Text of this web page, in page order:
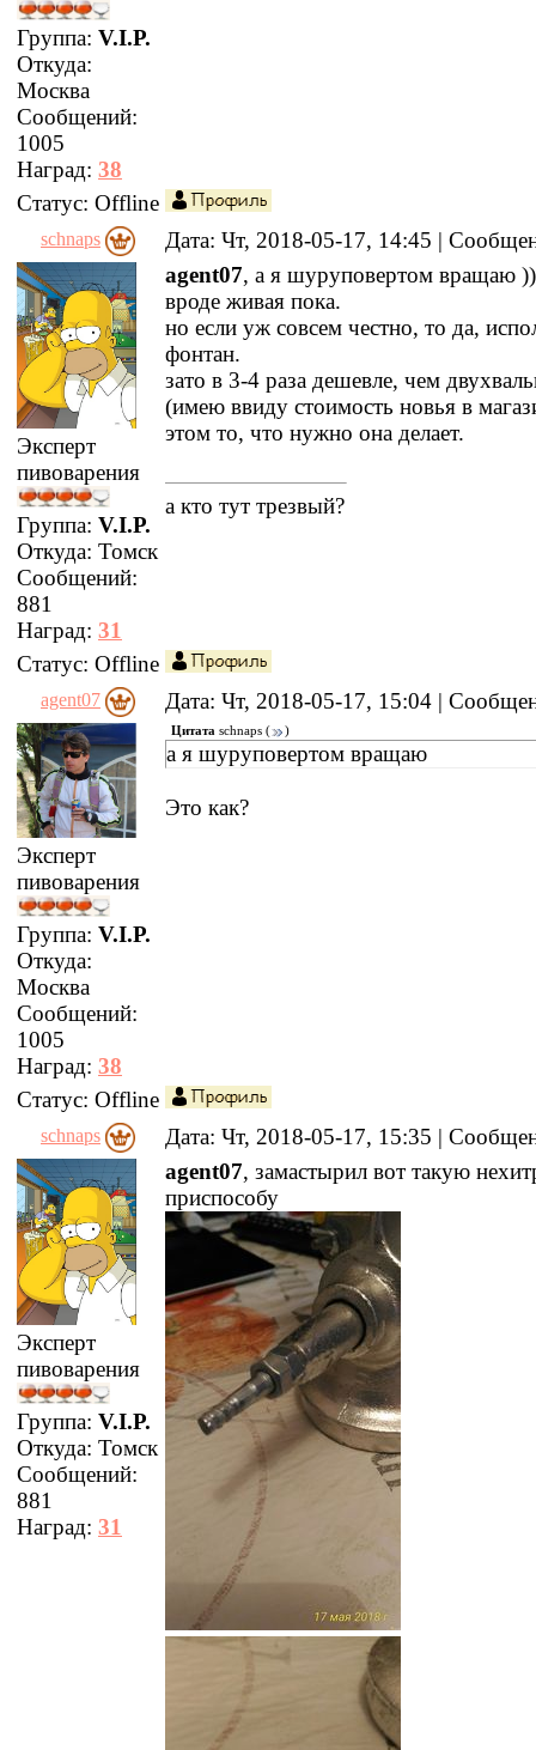
Группа: V.I.P.
Откуда:
Москва
Сообщений:
1005
Наград: 38
Статус: Offline
schnaps Дата: Чт, 2018-05-17, 14:45 |
Эксперт
пивоварения
Группа: V.I.P.
Откуда: Томск
Сообщений:
881
Наград: 31
agent07, а я шуруповертом вращаю
вроде живая пока.
но если уж совсем честно, то да,
фонтан.
зато в 3-4 раза дешевле, чем
(имею ввиду стоимость новья в
этом то, что нужно она делает.
а кто тут трезвый?
Статус: Offline
agent07 Дата: Чт, 2018-05-17, 15:04 |
Эксперт
пивоварения
Группа: V.I.P.
Откуда:
Москва
Сообщений:
1005
Наград: 38
Цитата schnaps ( )
а я шуруповертом вращаю
Это как?
Статус: Offline
schnaps Дата: Чт, 2018-05-17, 15:35 |
Эксперт
пивоварения
Группа: V.I.P.
Откуда: Томск
Сообщений:
881
Наград: 31
agent07, замастырил вот такую
приспособу